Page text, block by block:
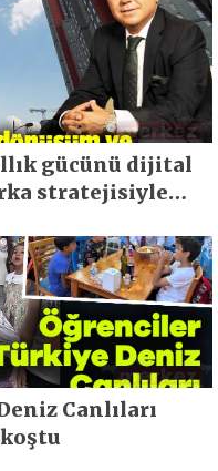
gücünü dijital
stratejisiyle
Canlıları